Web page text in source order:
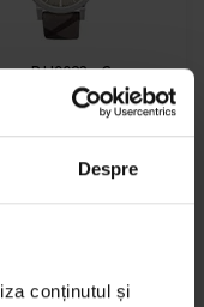
Despre
conținutul și
BU9023 - Ceas
până în 07.09.
GRATUITĂ